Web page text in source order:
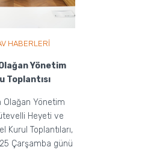
HABERLERİ
Yönetim
Toplantısı
Olağan Yönetim
Heyeti ve
Kurul Toplantıları,
Çarşamba günü